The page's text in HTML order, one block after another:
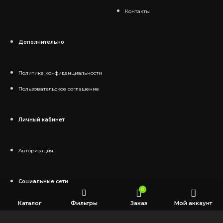
Контакты
Дополнительно
Политика конфиденциальности
Пользовательское соглашение
Личный кабинет
Авторизация
Социальные сети
Каталог Фильтры
0
Заказ Мой аккаунт